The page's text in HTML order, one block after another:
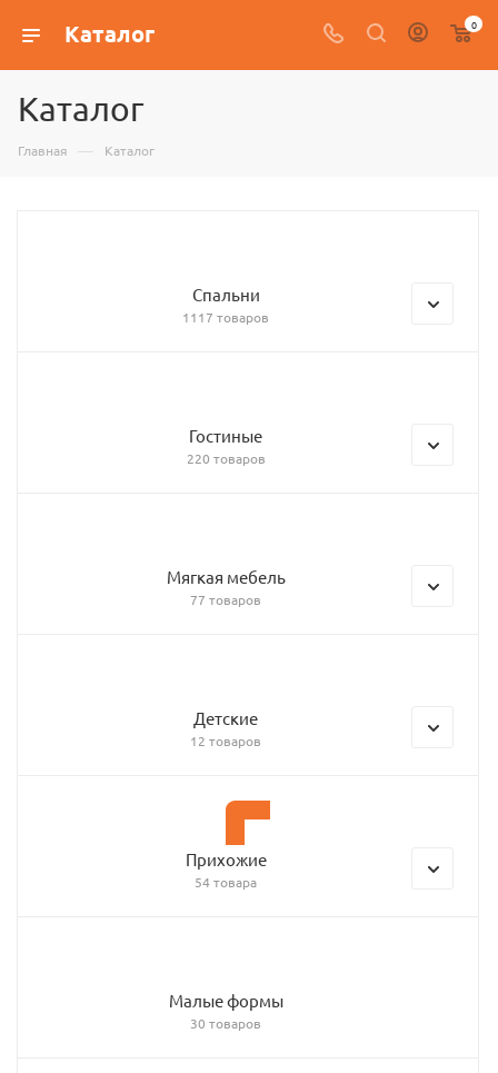
Каталог 0
Каталог
Главная — Каталог
Спальни
1117 товаров
Гостиные
220 товаров
Мягкая мебель
77 товаров
Детские
12 товаров
Прихожие
54 товара
Малые формы
30 товаров